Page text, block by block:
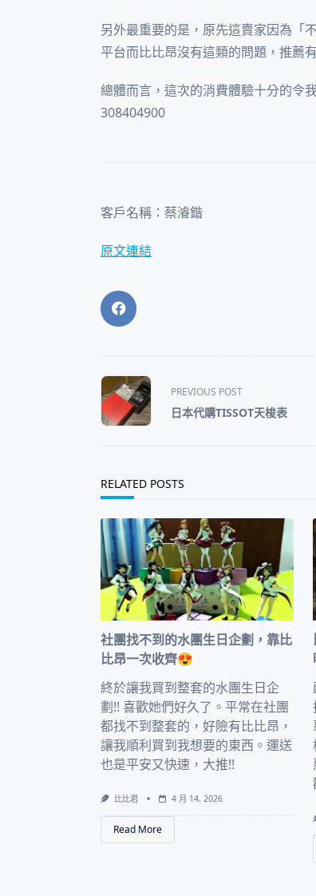
另外最重要的是，原先這賣家因為「
平台而比比昂沒有這類的問題，推薦
總體而言，這次的消費體驗十分的令
308404900
客戶名稱：蔡濬鍇
原文連結
<span
class="nav-
subtitle
screen-
text">Page</span>
PREVIOUS POST
日本代購TISSOT天梭表
RELATED POSTS
社團找不到的水團生日企劃，靠比
比昂一次收齊😍
終於讓我買到整套的水團生日企
劃!! 喜歡她們好久了。平常在社團
都找不到整套的，好險有比比昂，
讓我順利買到我想要的東西。運送
也是平安又快速，大推!!
比比君 4 月 14, 2026
Read More